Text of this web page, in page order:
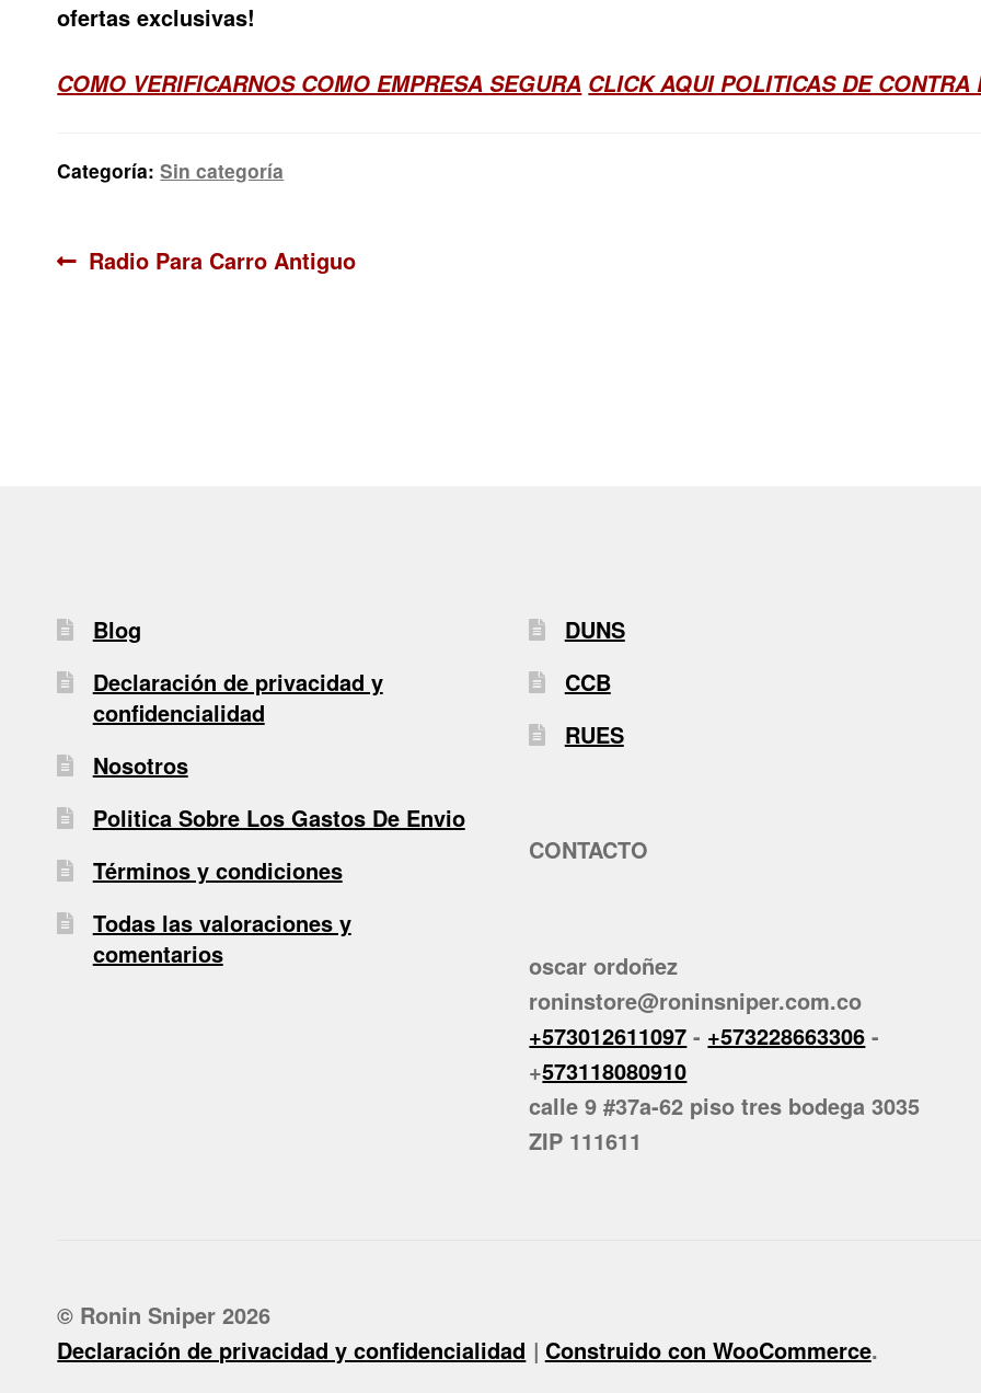
ofertas exclusivas!
COMO VERIFICARNOS COMO EMPRESA SEGURA CLICK AQUI POLITICAS DE CONTRA
Categoría:Sin categoría
Navegación
Anterior:
Radio Para Carro Antiguo
Blog
Declaración de privacidad y
confidencialidad
Nosotros
Politica Sobre Los Gastos De Envio
Términos y condiciones
Todas las valoraciones y
comentarios
DUNS
CCB
RUES
CONTACTO
oscar ordoñez
roninstore@roninsniper.com.co
+573012611097 - +573228663306 -
+573118080910
calle 9 #37a-62 piso tres bodega 3035
ZIP 111611
© Ronin Sniper 2026
Declaración de privacidad y confidencialidad
Construido con WooCommerce.